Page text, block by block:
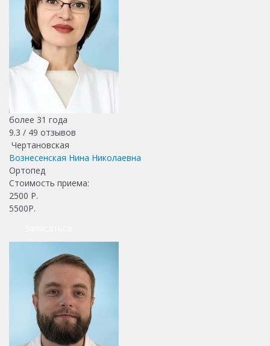
более 31 года
9.3 / 49 отзывов
Чертановская
Вознесенская Нина Николаевна
Ортопед
Стоимость приема:
2500 Р.
5500Р.